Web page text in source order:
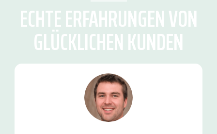
ECHTE ERFAHRUNGEN VON
GLÜCKLICHEN KUNDEN